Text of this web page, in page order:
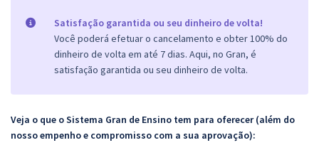
Satisfação garantida ou seu dinheiro de volta!
Você poderá efetuar o cancelamento e obter 100% do
dinheiro de volta em até 7 dias. Aqui, no Gran, é
satisfação garantida ou seu dinheiro de volta.
Veja o que o Sistema Gran de Ensino tem para oferecer (além do
nosso empenho e compromisso com a sua aprovação):